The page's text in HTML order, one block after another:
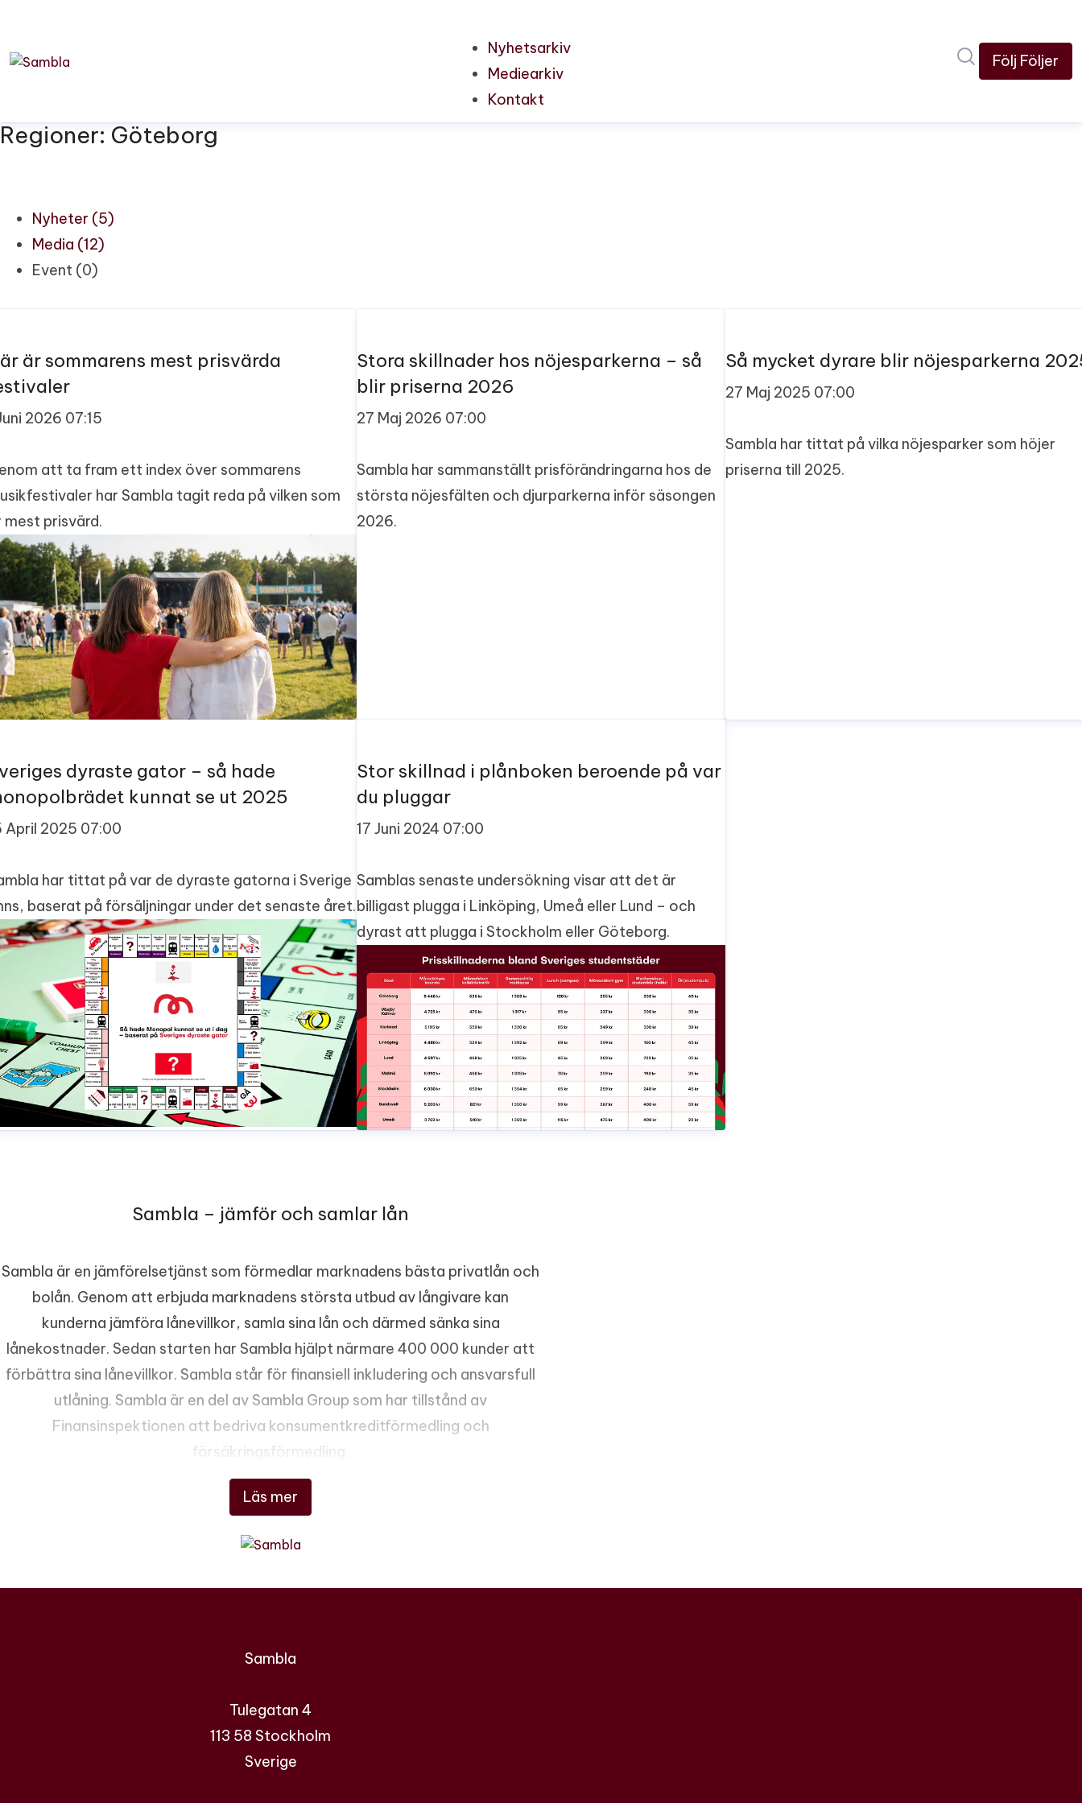
Nyhetsarkiv
Mediearkiv
Kontakt
Sök i
Följ Följer
Regioner: Göteborg
Nyheter (5)
Media (12)
Event (0)
är sommarens mest prisvärda
2026 07:15
att ta fram ett index över sommarens
har Sambla tagit reda på vilken som
mest prisvärd.
Stora skillnader hos nöjesparkerna – så
blir priserna 2026
27 Maj 2026 07:00
Sambla har sammanställt prisförändringarna hos de
största nöjesfälten och djurparkerna inför säsongen
2026.
Så mycket dyrare blir nöjesparkerna
27 Maj 2025 07:00
Sambla har tittat på vilka nöjesparker som höjer
priserna till 2025.
dyraste gator – så hade
kunnat se ut 2025
April 2025 07:00
har tittat på var de dyraste gatorna i Sverige
baserat på försäljningar under det senaste året.
Stor skillnad i plånboken beroende på var
du pluggar
17 Juni 2024 07:00
Samblas senaste undersökning visar att det är
billigast plugga i Linköping, Umeå eller Lund – och
dyrast att plugga i Stockholm eller Göteborg.
Sambla – jämför och samlar lån
Läs mer
Sambla är en jämförelsetjänst som förmedlar marknadens bästa privatlån och
bolån. Genom att erbjuda marknadens största utbud av långivare kan
kunderna jämföra lånevillkor, samla sina lån och därmed sänka sina
lånekostnader. Sedan starten har Sambla hjälpt närmare 400 000 kunder att
förbättra sina lånevillkor. Sambla står för finansiell inkludering och ansvarsfull
utlåning. Sambla är en del av Sambla Group som har tillstånd av
Finansinspektionen att bedriva konsumentkreditförmedling och
försäkringsförmedling.
Sambla
Tulegatan 4
113 58 Stockholm
Sverige